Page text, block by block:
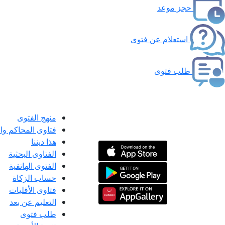
حجز موعد
استعلام عن فتوى
طلب فتوى
منهج الفتوى
فتاوى المحاكم
هذا ديننا
الفتاوى البحثية
الفتوى الهاتفية
حساب الزكاة
فتاوى الأقليات
التعليم عن بعد
طلب فتوى